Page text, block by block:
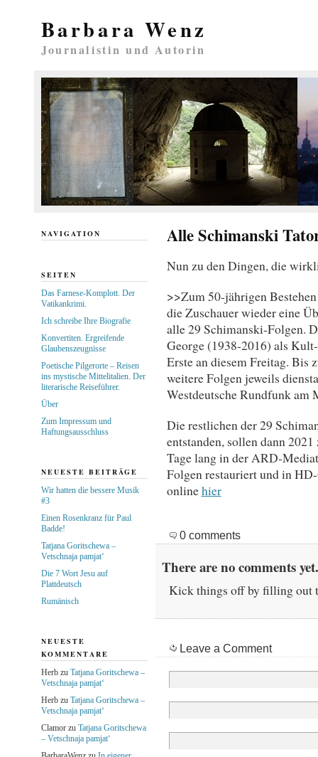
Barbara Wenz
Journalistin und Autorin
Alle Schimanski
Nun zu den Dingen, die
>>Zum 50-jährigen
die Zuschauer wieder eine
alle 29 Schimanski-Folgen.
George (1938-2016) als
Erste an diesem Freitag. Bis
weitere Folgen jeweils
Westdeutsche Rundfunk
Die restlichen der 29
entstanden, sollen dann
Tage lang in der ARD-
Folgen restauriert und in
onlinehier
0 comments
There are no comments
Kick things off by filling out
Leave a Comment
NAVIGATION
SEITEN
Das Farnese-Komplott. Der
Vatikankrimi.
Ich schreibe Ihre Biografie
Konvertiten. Ergreifende
Glaubenszeugnisse
Poetische Pilgerorte – Reisen
ins mystische Mittelitalien. Der
literarische Reiseführer.
Über
Zum Impressum und
Haftungsausschluss
NEUESTE BEITRÄGE
Wir hatten die bessere Musik
#3
Einen Rosenkranz für Paul
Badde!
Tatjana Goritschewa –
Vetschnaja pamjat‘
Die 7 Wort Jesu auf
Plattdeutsch
Rumänisch
NEUESTE
KOMMENTARE
Herbzu Tatjana Goritschewa –
Vetschnaja pamjat‘
Herbzu Tatjana Goritschewa –
Vetschnaja pamjat‘
Clamorzu Tatjana Goritschewa
– Vetschnaja pamjat‘